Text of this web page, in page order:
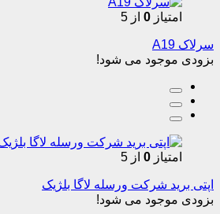
امتیاز 0 از 5
سرلاک A19
بزودی موجود می شود!
امتیاز 0 از 5
اپتی برید شرکت ورسله لاگا بلژیک
بزودی موجود می شود!